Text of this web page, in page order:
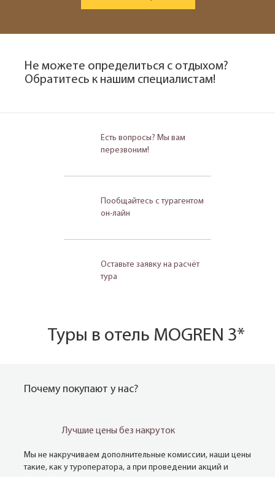
Не можете определиться с отдыхом?
Обратитесь к нашим специалистам!
Есть вопросы? Мы вам
перезвоним!
Пообщайтесь с турагентом
он-лайн
Оставьте заявку на расчёт
тура
Туры в отель MOGREN 3*
Почему покупают у нас?
Лучшие цены без накруток
Мы не накручиваем дополнительные комиссии, наши цены
такие, как у туроператора, а при проведении акций и